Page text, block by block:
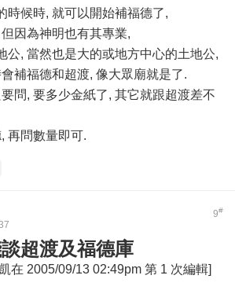
時候時, 就可以開始補福德了,
因為神明也有其專業,
公, 當然也是大的或地方中心的土地公,
補福德和超渡, 像大眾廟就是了.
問, 要多少金紙了, 其它就跟超渡差不
再問數量即可.
9#
超渡及福德庫
在 2005/09/13 02:49pm 第 1 次編輯]